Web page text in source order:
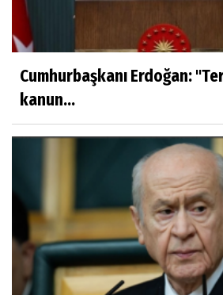
Cumhurbaşkanı Erdoğan:
kanun...